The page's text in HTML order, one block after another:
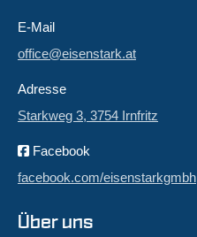
E-Mail
office@eisenstark.at
Adresse
Starkweg 3, 3754 Irnfritz
Facebook
facebook.com/eisenstarkgmbh
Über uns